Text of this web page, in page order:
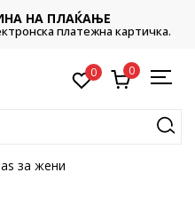
ПЛАЌАЊЕ
платежна картичка.
0 0
за жени